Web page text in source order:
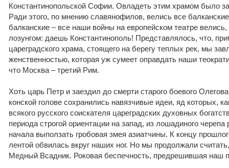
Константинопольской Софии. Овладеть этим храмом было
Ради этого, по мнению славянофилов, велись все
балканские – все наши войны на европейском театре
лозунгом: даешь Константинополь! Представлялось, что,
цареградского храма, стоящего на берегу теплых рек, мы
женственностью, которая уж сумеет оправдать наши
что Москва – третий Рим.
Хоть царь Петр и заездил до смерти старого боевого
конской голове сохранились навязчивые идеи, яд которых,
всякого русского соискателя цареградских духовных
периода строгой ориентации на запад, из лошадиного
начала выползать гробовая змея азиатчины. К концу
лентой обвилась вкруг наших ног. Но мы продолжали
Медный Всадник. Роковая беспечность, предрешившая наш